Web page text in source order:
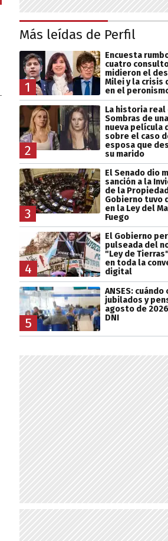
Más leídas de Perfil
1
Encuesta
cuatro
midieron el
Milei y la crisis
en el
2
La historia real
Sombras de
nueva película
sobre el caso
esposa que
su marido
3
El Senado dio
sanción a la
de la
Gobierno tuvo
en la Ley del
Fuego
4
El Gobierno
pulseada del
"Ley de
en toda la
digital
5
ANSES: cuándo
jubilados y
agosto de
DNI